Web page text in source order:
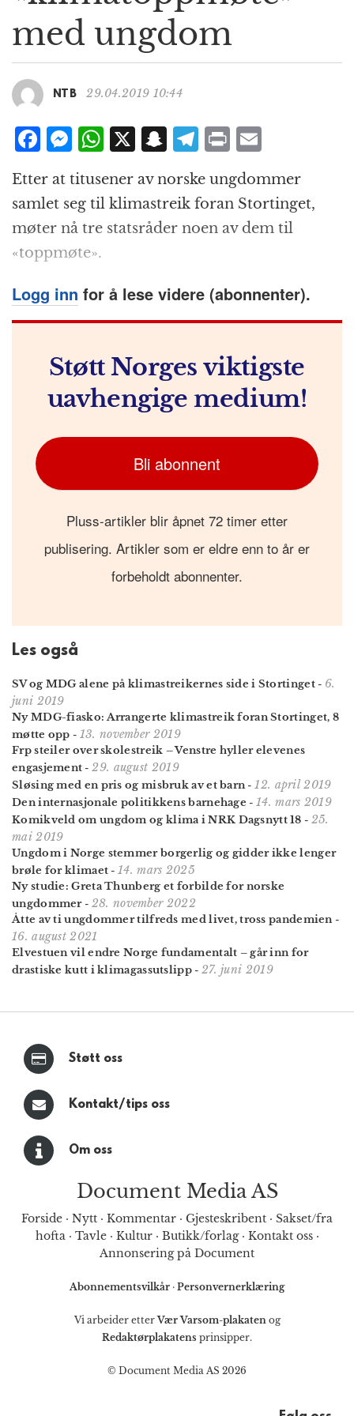
a
t
i
med ungdom
NTB 29.04.2019 10:44
F
c
e
b
o
o
k
M
e
ss
e
n
g
e
r
W
at
s
A
p
X S
a
p
c
at
T
e
g
r
m
P
ri
n
t
ai
l
Etter at titusener av norske ungdommer
samlet seg til klimastreik foran Stortinget,
møter nå tre statsråder noen av dem til
«toppmøte».
Logg inn for å lese videre (abonnenter).
Støtt Norges viktigste
uavhengige medium!
Bli abonnent
Pluss-artikler blir åpnet 72 timer etter
publisering. Artikler som er eldre enn to år er
forbeholdt abonnenter.
Les også
SV og MDG alene på klimastreikernes side i Stortinget- 6.
juni 2019
Ny MDG-fiasko: Arrangerte klimastreik foran Stortinget, 8
møtte opp - 13. november 2019
Frp steiler over skolestreik – Venstre hyller elevenes
engasjement -29. august 2019
Sløsing med en pris og misbruk av et barn-12. april 2019
Den inter­nasjonale politikkens barnehage - 14. mars 2019
Komikveld om ungdom og klima i NRK Dagsnytt 18 - 25.
mai 2019
Ungdom i Norge stemmer borgerlig og gidder ikke lenger
brøle for klimaet -14. mars 2025
Ny studie: Greta Thunberg et forbilde for norske
ungdommer- 28. november 2022
Åtte av ti ungdommer tilfreds med livet, tross pandemien-
16. august 2021
Elvestuen vil endre Norge fundamentalt – går inn for
drastiske kutt i klimagassutslipp- 27. juni 2019
Støtt oss
Kontakt/tips oss
Om oss
Document Media AS
Forside · Nytt · Kommentar · Gjesteskribent · Sakset/fra
hofta· Tavle· Kultur· Butikk/forlag· Kontakt oss·
Annonsering på Document
Abonnementsvilkår · Personvernerklæring
Vi arbeider etterVær Varsom-plakatenog
Redaktørplakatens prinsipper.
© Document Media AS 2026